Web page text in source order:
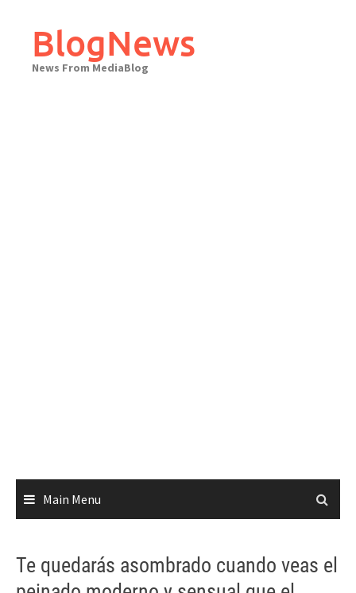
contentBlogNews
News From MediaBlog
Main Menu
Te quedarás asombrado cuando veas el